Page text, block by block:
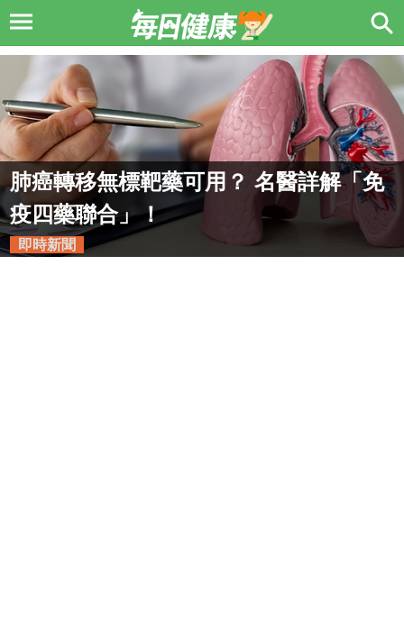
肺癌轉移無標靶藥可用？ 名醫詳解「免
疫四藥聯合」！
即時新聞